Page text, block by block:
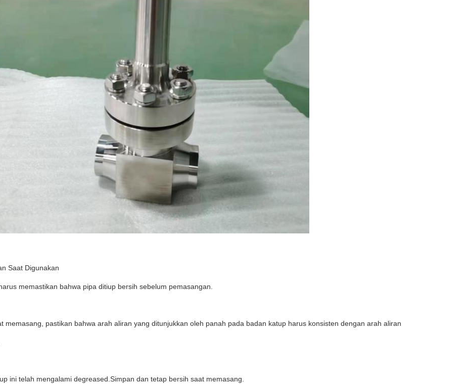
Saat Digunakan
memastikan bahwa pipa ditiup bersih sebelum pemasangan.
memasang, pastikan bahwa arah aliran yang ditunjukkan oleh panah pada badan katup harus konsisten dengan arah aliran
ini telah mengalami degreased.Simpan dan tetap bersih saat memasang.